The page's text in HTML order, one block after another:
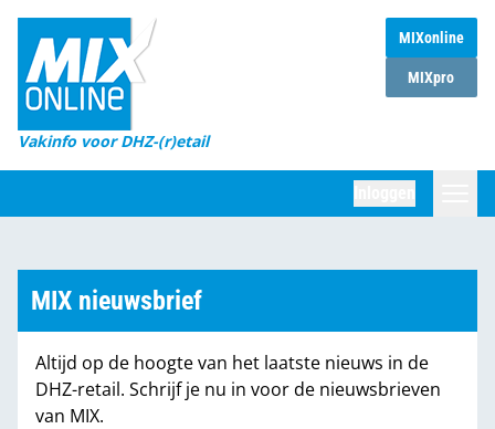
MIXonline
MIXpro
Vakinfo voor DHZ-(r)etail
Home
Magazines
DHZ Sessie
Marktcijfers
Partners
MIX nieuwsbrief
Altijd op de hoogte van het laatste nieuws in de
DHZ-retail. Schrijf je nu in voor de nieuwsbrieven
van MIX.